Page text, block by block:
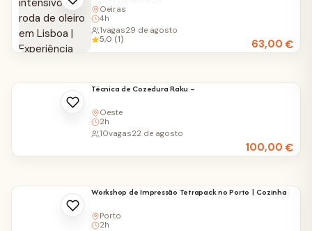
Oeiras
4h
63,00€
1vagas29 de agosto
5,0 (1)
Técnica de Cozedura Raku –
Oeste
2h
100,00€
10vagas22 de agosto
Workshop de Impressão Tetrapack no Porto | Cozinha
Porto
2h